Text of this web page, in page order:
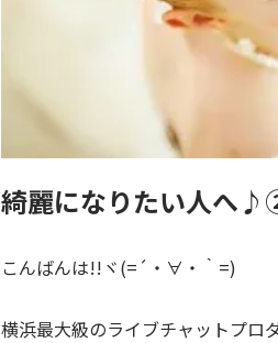
綺麗になりたい人へ
こんばんは!!ヾ(=´・∀・｀=)
横浜最大級のライブチャットプロ